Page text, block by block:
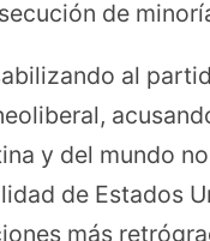
de
al
y del mundo
de Estados
más